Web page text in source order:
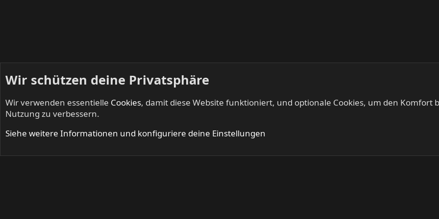
Startseite Mitglieder
Wir schützen deine Privatsphäre
Wir verwenden essentielle Cookies, damit diese Website funktioniert, und optionale Cookies, um den Komfort
Nutzung zu verbessern.
Siehe weitere Informationen und konfiguriere deine Einstellungen